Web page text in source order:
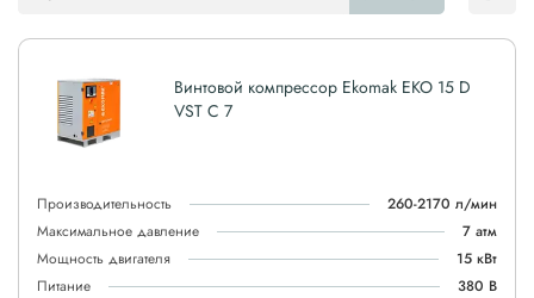
Винтовой компрессор Ekomak EKO 15 D
VST C 7
Производительность
260-2170 л/мин
Максимальное давление
7 атм
Мощность двигателя
15 кВт
Питание
380 В